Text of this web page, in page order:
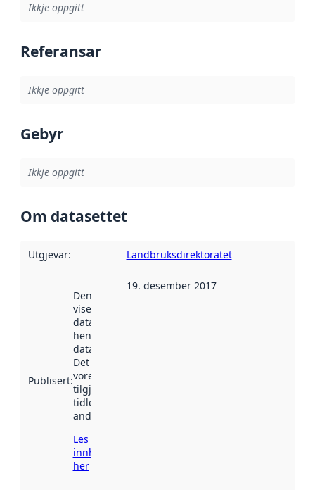
Ikkje oppgitt
Referansar
Ikkje oppgitt
Gebyr
Ikkje oppgitt
Om datasettet
Utgjevar: Landbruksdirektoratet
Publisert:
Denne datoen
viser når
datasettet vart
henta inn av
data.norge.no.
Det kan ha
vore
tilgjengeleg
tidlegare
andre stader.
Les meir om
innhenting
her
19. desember 2017